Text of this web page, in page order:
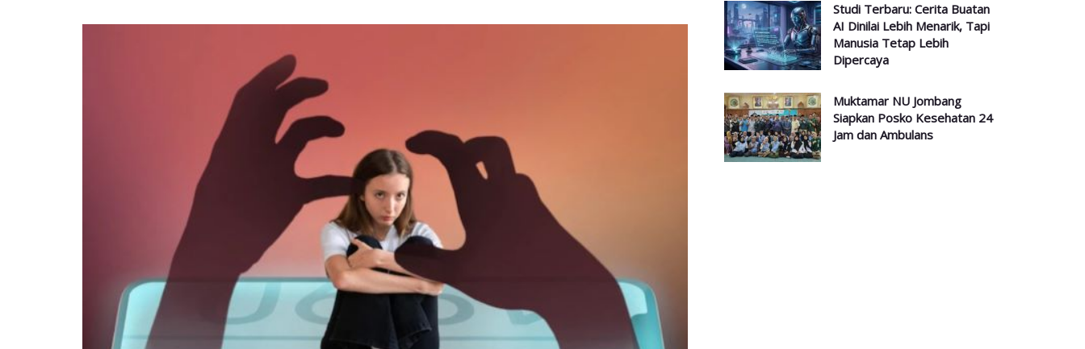
Studi Terbaru: Cerita Buatan
AI Dinilai Lebih Menarik, Tapi
Manusia Tetap Lebih
Dipercaya
Muktamar NU Jombang
Siapkan Posko Kesehatan 24
Jam dan Ambulans